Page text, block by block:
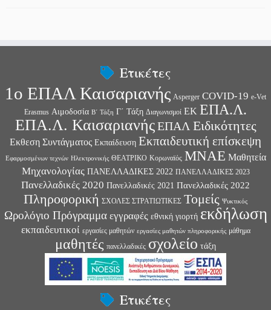
Ετικέτες
1ο ΕΠΑΛ Καισαριανής Asperger COVID-19 e-Vet
Erasmus Αιμοδοσία Β΄ Τάξη Γ΄ Τάξη Διαγωνισμοί ΕΚ ΕΠΑ.Λ.
ΕΠΑ.Λ. Καισαριανής ΕΠΑΛ Ειδικότητες
Εκθεση Συντάγματος Εκπαίδευση Εκπαιδευτική επίσκεψη
Εφαρμοσμένων τεχνών Ηλεκτρονικής ΘΕΑΤΡΙΚΟ Κορωναϊός ΜΝΑΕ Μαθητεία
Μηχανολογίας ΠΑΝΕΛΛΑΔΙΚΕΣ 2022 ΠΑΝΕΛΛΑΔΙΚΕΣ 2023
Πανελλαδικές 2020 Πανελλαδικές 2021 Πανελλαδικές 2022
Πληροφορική ΣΧΟΛΕΣ ΣΤΡΑΤΙΩΤΙΚΕΣ Τομείς Ψυκτικός
Ωρολόγιο Πρόγραμμα εγγραφές εθνική γιορτή εκδήλωση
εκπαιδευτικοί εργασίες μαθητών εργασίες μαθητών πληροφορικής μάθημα
μαθητές πανελλαδικές σχολείο τάξη
Ετικέτες